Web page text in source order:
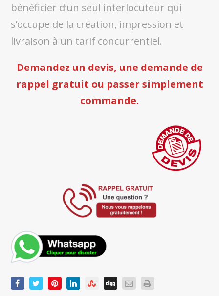
bénéficier d’un seul interlocuteur qui
s’occupe de la création, impression et
livraison à un tarif concurrentiel.
Demandez un devis, une demande de
rappel gratuit ou passer simplement
commande.